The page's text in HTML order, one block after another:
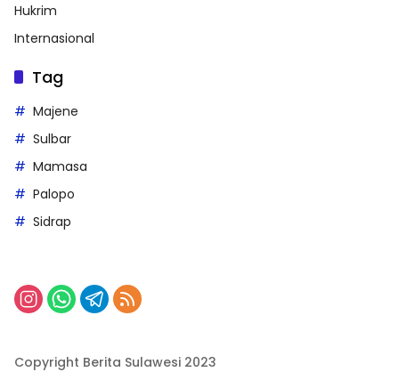
Hukrim
Internasional
Tag
Majene
Sulbar
Mamasa
Palopo
Sidrap
Copyright Berita Sulawesi 2023